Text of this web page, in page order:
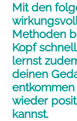
Mit den
Methoden
Kopf
lernst
deinen
wieder
kannst.